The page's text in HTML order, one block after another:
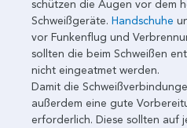
schützen die Augen vor dem
Schweißgeräte. Handschuhe
vor Funkenflug und
sollten die beim Schweißen
nicht eingeatmet werden.
Damit die
außerdem eine gute
erforderlich. Diese sollten auf